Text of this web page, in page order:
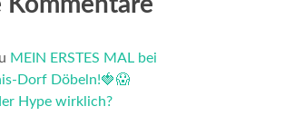
MEIN ERSTES MAL bei
Dorf Döbeln!🍓😱
Hype wirklich?